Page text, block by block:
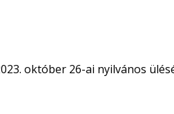
október 26-ai nyilvános